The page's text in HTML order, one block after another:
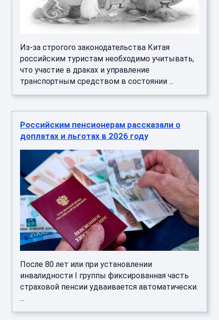
Из-за строгого законодательства Китая
российским туристам необходимо учитывать,
что участие в драках и управление
транспортным средством в состоянии ...
Российским пенсионерам рассказали о
доплатах и льготах в 2026 году
После 80 лет или при установлении
инвалидности I группы фиксированная часть
страховой пенсии удваивается автоматически.
...